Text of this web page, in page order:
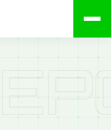
PO